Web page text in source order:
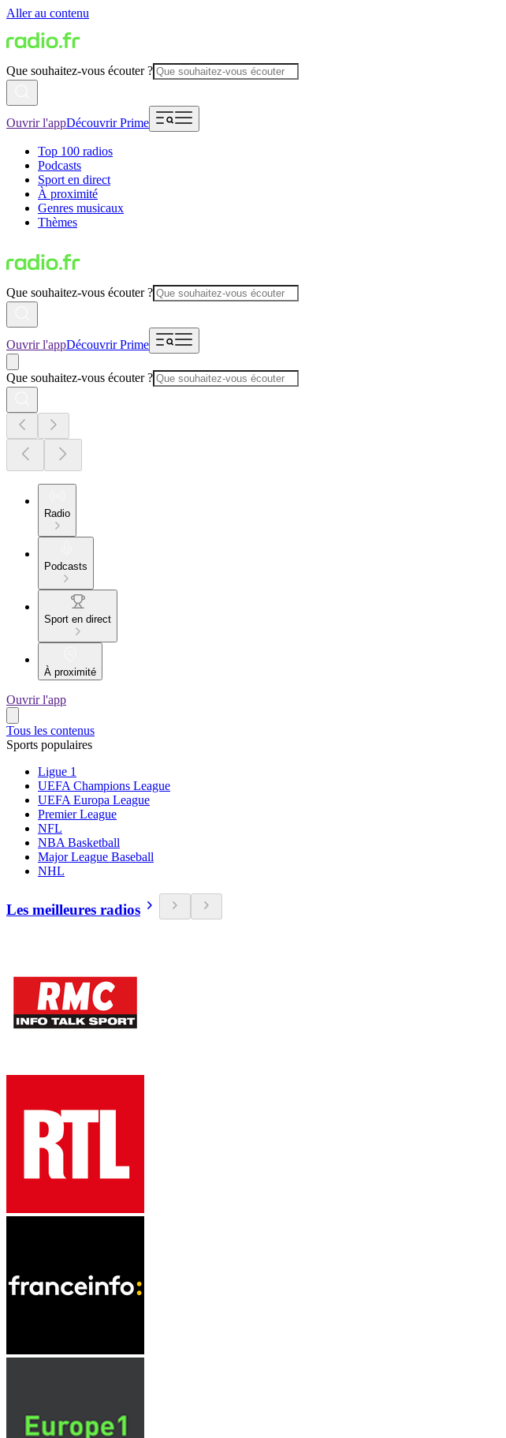
Aller au contenu
Que souhaitez-vous écouter ?
Ouvrir l'appDécouvrir Prime
Top 100 radios
Podcasts
Sport en direct
À proximité
Genres musicaux
Thèmes
Que souhaitez-vous écouter ?
Ouvrir l'appDécouvrir Prime
Que souhaitez-vous écouter ?
Radio
Podcasts
Sport en direct
À proximité
Ouvrir l'app
Tous les contenus
Sports populaires
Ligue 1
UEFA Champions League
UEFA Europa League
Premier League
NFL
NBA Basketball
Major League Baseball
NHL
Les meilleures radios